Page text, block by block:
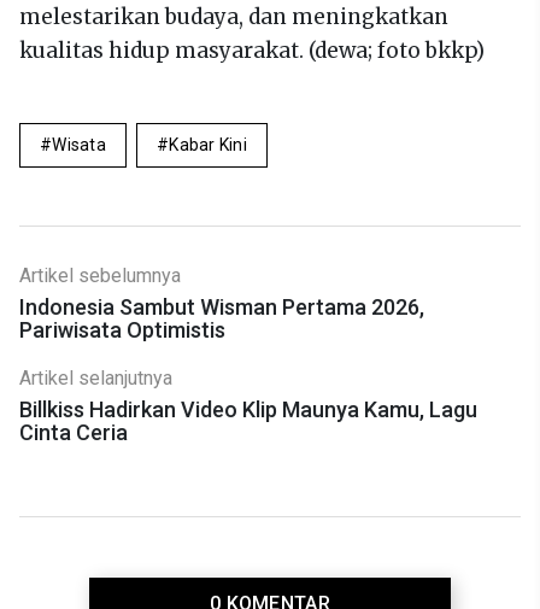
melestarikan budaya, dan meningkatkan
kualitas hidup masyarakat. (dewa; foto bkkp)
Wisata Kabar Kini
Artikel sebelumnya
Indonesia Sambut Wisman Pertama 2026,
Pariwisata Optimistis
Artikel selanjutnya
Billkiss Hadirkan Video Klip Maunya Kamu, Lagu
Cinta Ceria
0 KOMENTAR